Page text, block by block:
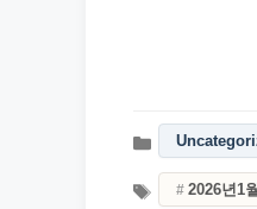
2026년1